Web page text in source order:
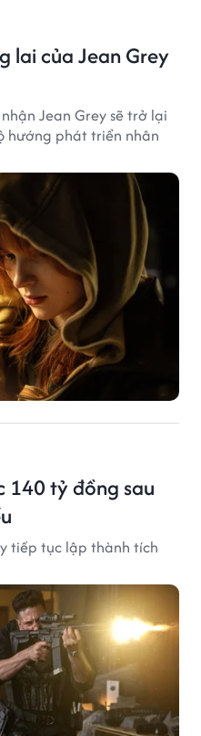
lai của Jean Grey
Jean Grey sẽ trở lại
hướng phát triển nhân
140 tỷ đồng sau
tiếp tục lập thành tích